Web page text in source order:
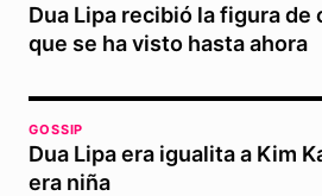
Dua Lipa recibió la figura de
que se ha visto hasta ahora
GOSSIP
Dua Lipa era igualita a Kim
era niña